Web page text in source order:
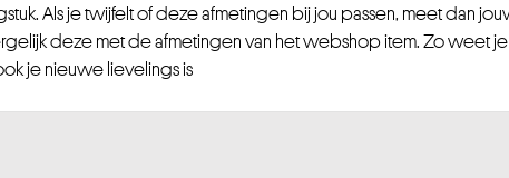
Als je twijfelt of deze afmetingen bij jou passen, meet dan
deze met de afmetingen van het webshop item. Zo weet
je nieuwe lievelings is